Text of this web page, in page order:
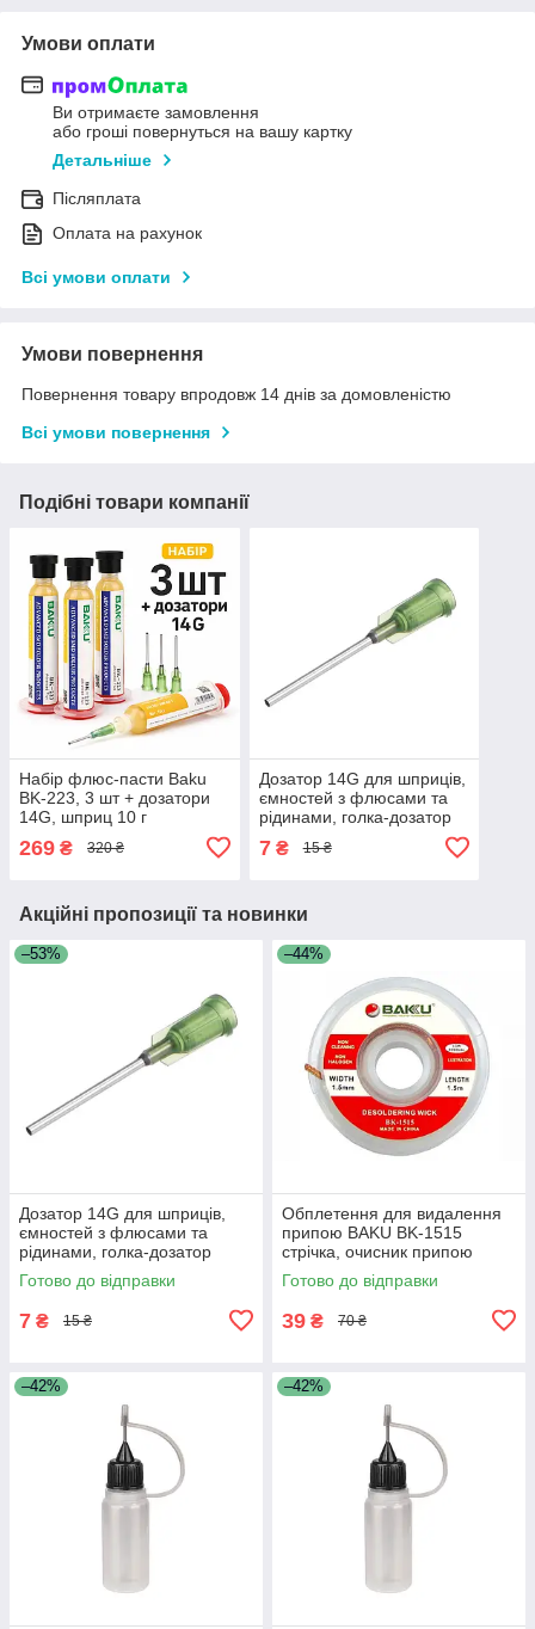
Умови оплати
Ви отримаєте замовлення
або гроші повернуться на вашу картку
Детальніше
Післяплата
Оплата на рахунок
Всі умови оплати
Умови повернення
Повернення товару впродовж 14 днів за домовленістю
Всі умови повернення
Подібні товари компанії
Набір флюс-пасти Baku
BK-223, 3 шт + дозатори
14G, шприц 10 г
269 ₴ 320 ₴
Дозатор 14G для шприців,
ємностей з флюсами та
рідинами, голка-дозатор
метал-пластик під гвинт,
пряма, 1,55mm
7₴ 15 ₴
Акційні пропозиції та новинки
–53%
Дозатор 14G для шприців,
ємностей з флюсами та
рідинами, голка-дозатор
метал-пластик під гвинт,
пряма, 1,55mm
Готово до відправки
7 ₴ 15 ₴
–44%
Обплетення для видалення
припою BAKU BK-1515
стрічка, очисник припою
(1.5mm x 0.75m)
Готово до відправки
39 ₴ 70 ₴
–42% –42%